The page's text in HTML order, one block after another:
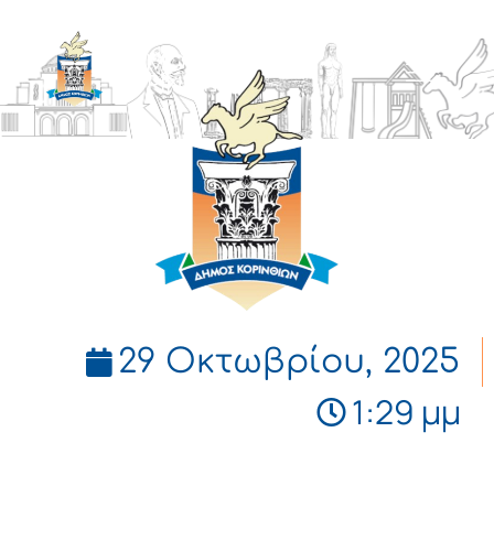
ΔΗΜΟΣ
ΚΟΡΙΝΘΙΩΝ
29 Οκτωβρίου, 2025
1:29 μμ